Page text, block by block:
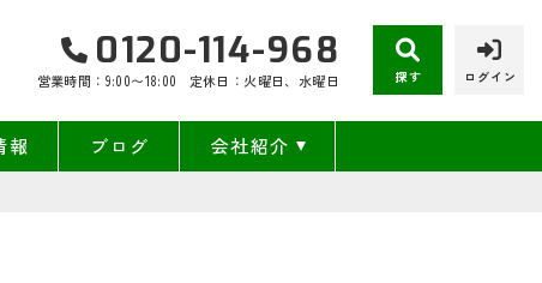
0120-114-968
営業時間：9:00〜18:00 定休日：火曜日、水曜日 探す ログイン
報 ブログ 会社紹介